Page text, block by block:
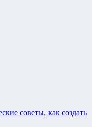
советы, как создать